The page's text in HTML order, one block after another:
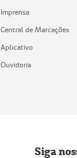
Imprensa
Central de Marcações
Aplicativo
Ouvidoria
Siga